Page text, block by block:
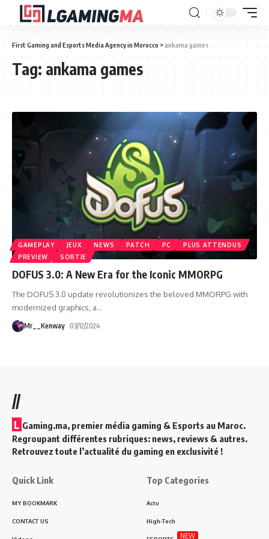
First Gaming and Esports Media Agency in Morocco > ankama games
Tag: ankama games
GAMEPLAY JEUX NEWS PATCH PC
PLUS ATTENDUS
PREVIEW
SORTIE
DOFUS 3.0: A New Era for the Iconic MMORPG
The DOFUS 3.0 update revolutionizes the beloved MMORPG with
modernized graphics, a…
Mr__Kenway 03/12/2024
//
L Gaming.ma, premier média gaming & Esports au Maroc.
Regroupant différentes rubriques: news, reviews & autres.
Retrouvez toute l’actualité du gaming en exclusivité !
Quick Link
MY BOOKMARK
CONTACT US
Top Categories
Actu
High-Tech
NEW